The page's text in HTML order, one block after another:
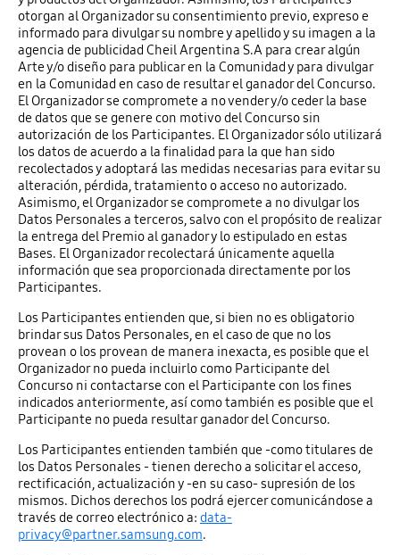
otorgan al Organizador su consentimiento previo, expreso e
informado para divulgar su nombre y apellido y su imagen a la
agencia de publicidad Cheil Argentina S.A para crear algún
Arte y/o diseño para publicar en la Comunidad y para divulgar
en la Comunidad en caso de resultar el ganador del Concurso.
El Organizador se compromete a no vender y/o ceder la base
de datos que se genere con motivo del Concurso sin
autorización de los Participantes. El Organizador sólo utilizará
los datos de acuerdo a la finalidad para la que han sido
recolectados y adoptará las medidas necesarias para evitar su
alteración, pérdida, tratamiento o acceso no autorizado.
Asimismo, el Organizador se compromete a no divulgar los
Datos Personales a terceros, salvo con el propósito de realizar
la entrega del Premio al ganador y lo estipulado en estas
Bases. El Organizador recolectará únicamente aquella
información que sea proporcionada directamente por los
Participantes.
Los Participantes entienden que, si bien no es obligatorio
brindar sus Datos Personales, en el caso de que no los
provean o los provean de manera inexacta, es posible que el
Organizador no pueda incluirlo como Participante del
Concurso ni contactarse con el Participante con los fines
indicados anteriormente, así como también es posible que el
Participante no pueda resultar ganador del Concurso.
Los Participantes entienden también que -como titulares de
los Datos Personales - tienen derecho a solicitar el acceso,
rectificación, actualización y -en su caso- supresión de los
mismos. Dichos derechos los podrá ejercer comunicándose a
través de correo electrónico a: data-
privacy@partner.samsung.com.